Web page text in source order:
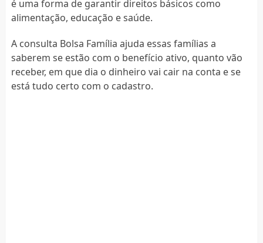
é uma forma de garantir direitos básicos como
alimentação, educação e saúde.
A consulta Bolsa Família ajuda essas famílias a
saberem se estão com o benefício ativo, quanto vão
receber, em que dia o dinheiro vai cair na conta e se
está tudo certo com o cadastro.